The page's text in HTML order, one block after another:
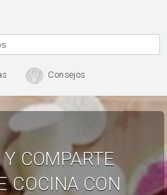
Consejos
Y COMPARTE
COCINA CON